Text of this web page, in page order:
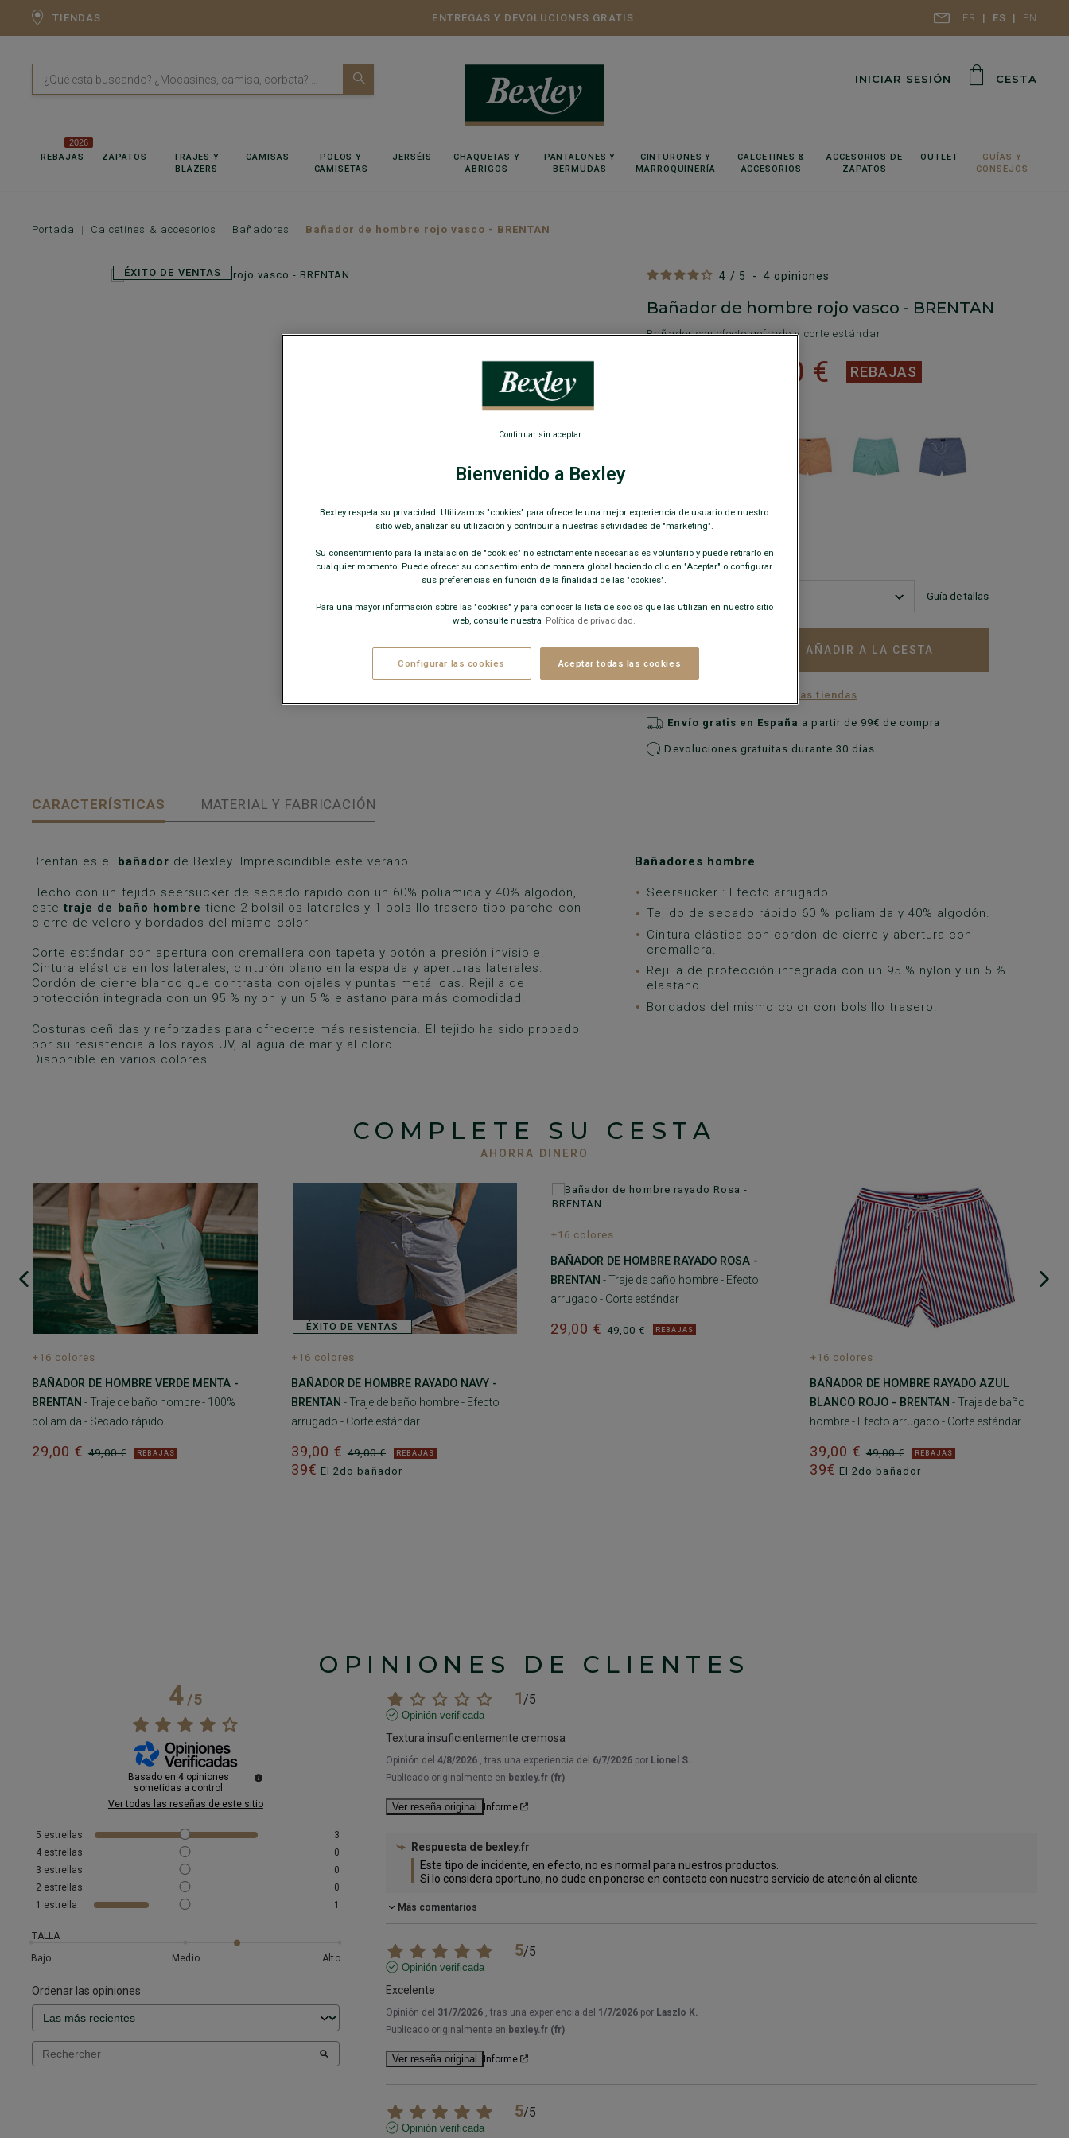
FR ES EN
TIENDAS ENTREGAS Y DEVOLUCIONES GRATIS
INICIAR SESIÓN CESTA
REBAJAS
2026
ZAPATOS
TRAJES Y
BLAZERS
CAMISAS
POLOS Y
CAMISETAS
JERSÉIS
CHAQUETAS Y
ABRIGOS
PANTALONES Y
BERMUDAS
CINTURONES Y
MARROQUINERÍA
CALCETINES &
ACCESORIOS
ACCESORIOS DE
ZAPATOS
OUTLET
GUÍAS Y
CONSEJOS
Portada Calcetines & accesorios Bañadores Bañador de hombre rojo vasco - BRENTAN
4 / 5 - 4 opiniones
Bañador de hombre rojo vasco - BRENTAN
Bañador con efecto gofrado y corte estándar
29,00 € REBAJAS
+
Guía de tallas
− AÑADIR A LA CESTA
Disponibilidad en nuestras tiendas
Envío gratis en España a partir de 99€ de compra
Devoluciones gratuitas durante 30 días.
ÉXITO DE VENTAS
CARACTERÍSTICAS MATERIAL Y FABRICACIÓN
Brentan es el bañador de Bexley. Imprescindible este verano.
Hecho con un tejido seersucker de secado rápido con un 60% poliamida y 40% algodón,
estetraje de baño hombre tiene 2 bolsillos laterales y 1 bolsillo trasero tipo parche con
cierre de velcro y bordados del mismo color.
Corte estándar con apertura con cremallera con tapeta y botón a presión invisible.
Cintura elástica en los laterales, cinturón plano en la espalda y aperturas laterales.
Cordón de cierre blanco que contrasta con ojales y puntas metálicas. Rejilla de
protección integrada con un 95 % nylon y un 5 % elastano para más comodidad.
Costuras ceñidas y reforzadas para ofrecerte más resistencia. El tejido ha sido probado
por su resistencia a los rayos UV, al agua de mar y al cloro.
Disponible en varios colores.
Bañadores hombre
Seersucker : Efecto arrugado.
Tejido de secado rápido 60 % poliamida y 40% algodón.
Cintura elástica con cordón de cierre y abertura con
cremallera.
Rejilla de protección integrada con un 95 % nylon y un 5 %
elastano.
Bordados del mismo color con bolsillo trasero.
COMPLETE SU CESTA
AHORRA DINERO
+16 colores
BAÑADOR DE HOMBRE VERDE MENTA -
BRENTAN - Traje de baño hombre - 100%
poliamida - Secado rápido
49,00 €
29,00 € REBAJAS
ÉXITO DE VENTAS
+16 colores
BAÑADOR DE HOMBRE RAYADO NAVY -
BRENTAN - Traje de baño hombre - Efecto
arrugado - Corte estándar
49,00 €
39,00 € REBAJAS
39€ El 2do bañador
+16 colores
BAÑADOR DE HOMBRE RAYADO ROSA -
BRENTAN - Traje de baño hombre - Efecto
arrugado - Corte estándar
49,00 €
29,00 € REBAJAS
+16 colores
BAÑADOR DE HOMBRE RAYADO AZUL
BLANCO ROJO - BRENTAN - Traje de baño
hombre - Efecto arrugado - Corte estándar
49,00 €
39,00 € REBAJAS
39€ El 2do bañador
OPINIONES DE CLIENTES
4/5
Basado en 4 opiniones
sometidas a control
Ver todas las reseñas de este sitio
5 estrellas
3
4 estrellas
0
3 estrellas
0
2 estrellas
0
1 estrella 1
TALLA
Bajo
Medio Alto
Ordenar las opiniones
1/5
Opinión verificada
Textura insuficientemente cremosa
Opinión del 4/8/2026 , tras una experiencia del 6/7/2026 por Lionel S.
Publicado originalmente en bexley.fr (fr)
Ver reseña original Informe
Respuesta debexley.fr
Este tipo de incidente, en efecto, no es normal para nuestros productos.
Si lo considera oportuno, no dude en ponerse en contacto con nuestro servicio de atención al cliente.
Más comentarios
5/5
Opinión verificada
Excelente
Opinión del 31/7/2026 , tras una experiencia del 1/7/2026 por Laszlo K.
Publicado originalmente en bexley.fr (fr)
Ver reseña original Informe
5/5
Opinión verificada
Bienvenido a Bexley
Bexley respeta su privacidad. Utilizamos "cookies" para ofrecerle una mejor experiencia de usuario de nuestro
sitio web, analizar su utilización y contribuir a nuestras actividades de "marketing".
Su consentimiento para la instalación de "cookies" no estrictamente necesarias es voluntario y puede retirarlo en
cualquier momento. Puede ofrecer su consentimiento de manera global haciendo clic en "Aceptar" o configurar
sus preferencias en función de la finalidad de las "cookies".
Para una mayor información sobre las "cookies" y para conocer la lista de socios que las utilizan en nuestro sitio
web, consulte nuestra Política de privacidad.
Configurar las cookies Aceptar todas las cookies
Continuar sin aceptar